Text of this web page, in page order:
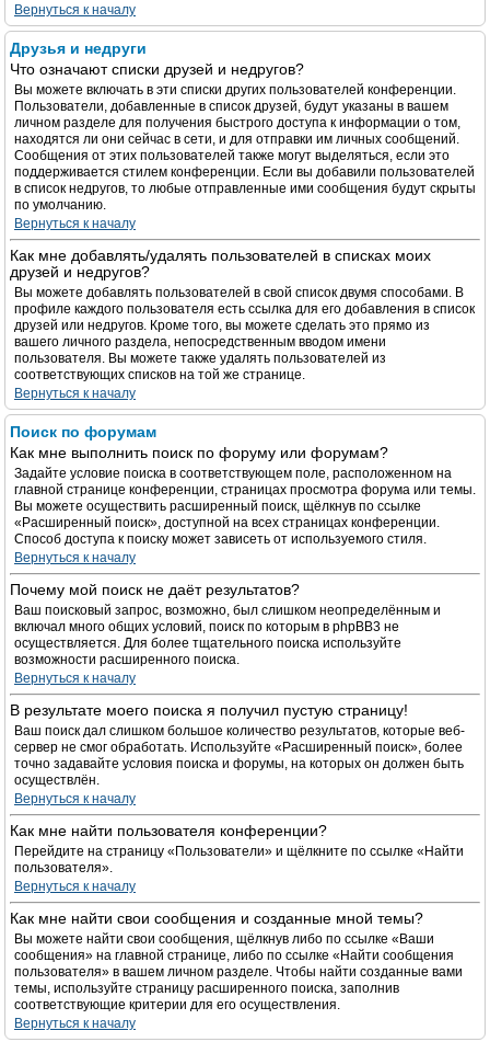
Вернуться к началу
Друзья и недруги
Что означают списки друзей и недругов?
Вы можете включать в эти списки других пользователей конференции.
Пользователи, добавленные в список друзей, будут указаны в вашем
личном разделе для получения быстрого доступа к информации о том,
находятся ли они сейчас в сети, и для отправки им личных сообщений.
Сообщения от этих пользователей также могут выделяться, если это
поддерживается стилем конференции. Если вы добавили пользователей
в список недругов, то любые отправленные ими сообщения будут скрыты
по умолчанию.
Вернуться к началу
Как мне добавлять/удалять пользователей в списках моих
друзей и недругов?
Вы можете добавлять пользователей в свой список двумя способами. В
профиле каждого пользователя есть ссылка для его добавления в список
друзей или недругов. Кроме того, вы можете сделать это прямо из
вашего личного раздела, непосредственным вводом имени
пользователя. Вы можете также удалять пользователей из
соответствующих списков на той же странице.
Вернуться к началу
Поиск по форумам
Как мне выполнить поиск по форуму или форумам?
Задайте условие поиска в соответствующем поле, расположенном на
главной странице конференции, страницах просмотра форума или темы.
Вы можете осуществить расширенный поиск, щёлкнув по ссылке
«Расширенный поиск», доступной на всех страницах конференции.
Способ доступа к поиску может зависеть от используемого стиля.
Вернуться к началу
Почему мой поиск не даёт результатов?
Ваш поисковый запрос, возможно, был слишком неопределённым и
включал много общих условий, поиск по которым в phpBB3 не
осуществляется. Для более тщательного поиска используйте
возможности расширенного поиска.
Вернуться к началу
В результате моего поиска я получил пустую страницу!
Ваш поиск дал слишком большое количество результатов, которые веб-
сервер не смог обработать. Используйте «Расширенный поиск», более
точно задавайте условия поиска и форумы, на которых он должен быть
осуществлён.
Вернуться к началу
Как мне найти пользователя конференции?
Перейдите на страницу «Пользователи» и щёлкните по ссылке «Найти
пользователя».
Вернуться к началу
Как мне найти свои сообщения и созданные мной темы?
Вы можете найти свои сообщения, щёлкнув либо по ссылке «Ваши
сообщения» на главной странице, либо по ссылке «Найти сообщения
пользователя» в вашем личном разделе. Чтобы найти созданные вами
темы, используйте страницу расширенного поиска, заполнив
соответствующие критерии для его осуществления.
Вернуться к началу